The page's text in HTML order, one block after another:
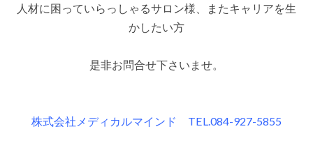
人材に困っていらっしゃるサロン様、またキャリアを生
かしたい方
是非お問合せ下さいませ。
株式会社メディカルマインド TEL.084-927-5855